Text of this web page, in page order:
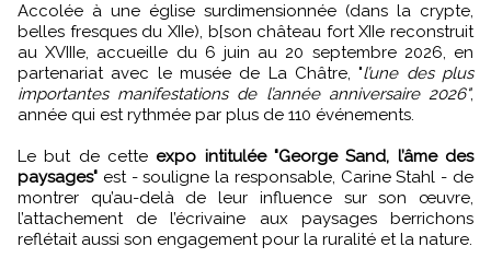
Accolée à une église surdimensionnée (dans la crypte,
belles fresques du XIIe), b[son château fort XIIe reconstruit
au XVIIIe, accueille du 6 juin au 20 septembre 2026, en
partenariat avec le musée de La Châtre, "l’une des plus
importantes manifestations de l’année anniversaire 2026",
année qui est rythmée par plus de 110 événements.
Le but de cette expo intitulée "George Sand, l’âme des
paysages" est - souligne la responsable, Carine Stahl - de
montrer qu’au-delà de leur influence sur son œuvre,
l’attachement de l’écrivaine aux paysages berrichons
reflétait aussi son engagement pour la ruralité et la nature.